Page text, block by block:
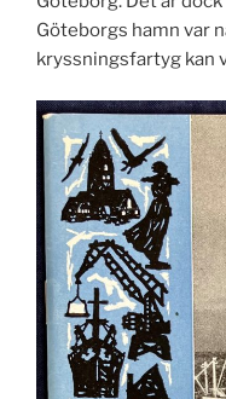
Göteborgs hamn var
kryssningsfartyg kan